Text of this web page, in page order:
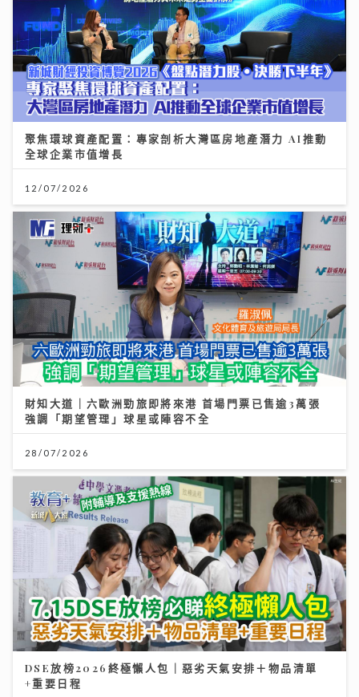
聚焦環球資產配置：專家剖析大灣區房地產潛力 AI推動
全球企業市值增長
12/07/2026
財知大道｜六歐洲勁旅即將來港 首場門票已售逾3萬張
強調「期望管理」球星或陣容不全
28/07/2026
DSE放榜2026終極懶人包｜惡劣天氣安排＋物品清單
+重要日程
14/07/2026